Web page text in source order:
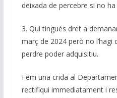
deixada de percebre si no
3. Qui tingués dret a
març de 2024 però no
perdre poder adquisitiu.
Fem una crida al
rectifiqui immediatament i